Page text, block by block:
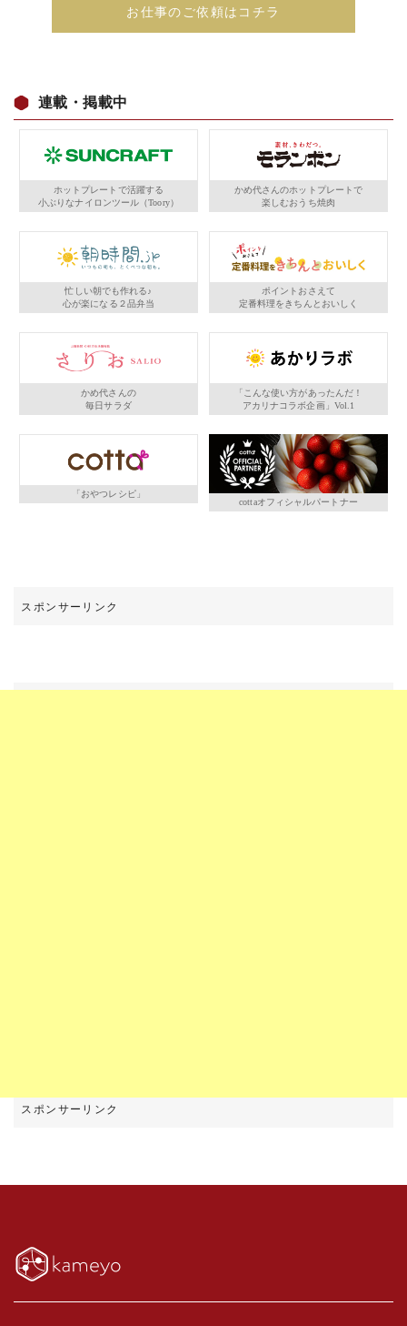
お仕事のご依頼はコチラ
連載・掲載中
ホットプレートで活躍する
小ぶりなナイロンツール（Toory）
かめ代さんのホットプレートで
楽しむおうち焼肉
忙しい朝でも作れる♪
心が楽になる２品弁当
ポイントおさえて
定番料理をきちんとおいしく
かめ代さんの
毎日サラダ
「こんな使い方があったんだ！
アカリナコラボ企画」Vol.1
「おやつレシピ」
cottaオフィシャルパートナー